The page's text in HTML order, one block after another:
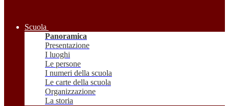
Scuola
Panoramica
Presentazione
I luoghi
Le persone
I numeri della scuola
Le carte della scuola
Organizzazione
La storia